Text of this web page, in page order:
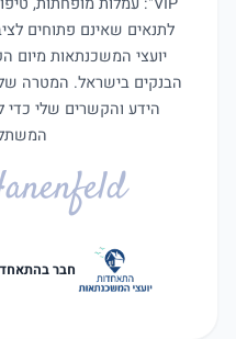
לתנאים שאינם פתוחים
יועצי המשכנתאות מיום
הבנקים בישראל. המטרה
הידע והקשרים שלי
חבר